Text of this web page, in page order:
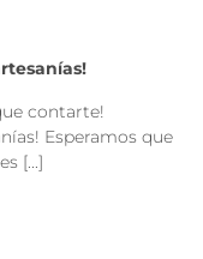
contarte!
Esperamos que
[...]